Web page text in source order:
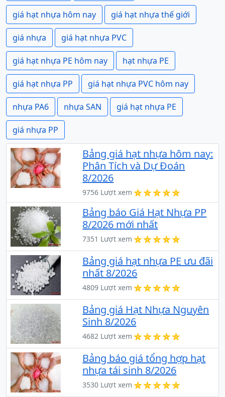
giá hạt nhựa hôm nay giá hạt nhựa thế giới
giá nhựa giá hạt nhựa PVC
giá hạt nhựa PE hôm nay hạt nhựa PE
giá hạt nhựa PP giá hạt nhựa PVC hôm nay
nhựa PA6 nhựa SAN giá hạt nhựa PE
giá nhựa PP
Bảng giá hạt nhựa hôm nay:
Phân Tích và Dự Đoán
8/2026
9756 Lượt xem
Bảng báo Giá Hạt Nhựa PP
8/2026 mới nhất
7351 Lượt xem
Bảng giá hạt nhựa PE ưu đãi
nhất 8/2026
4809 Lượt xem
Bảng giá Hạt Nhựa Nguyên
Sinh 8/2026
4682 Lượt xem
Bảng báo giá tổng hợp hạt
nhựa tái sinh 8/2026
3530 Lượt xem